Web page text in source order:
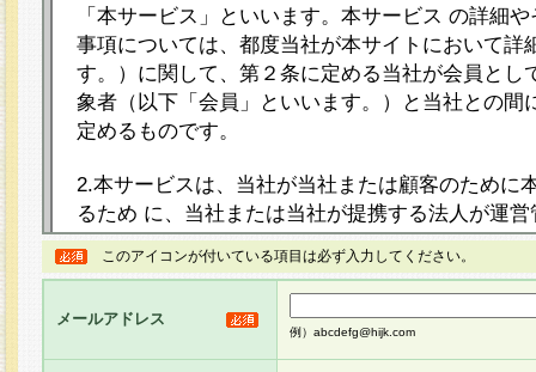
「本サービス」といいます。本サービス の詳細
事項については、都度当社が本サイトにおいて詳
す。）に関して、第２条に定める当社が会員とし
象者（以下「会員」といいます。）と当社との間
定めるものです。
2.本サービスは、当社が当社または顧客のために
るため に、当社または当社が提携する法人が運
ト（以下「本サイト」といいます。）上に本サー
ージを設け、会員がアンケー ト調査に回答する
し、その結果を当社が集計・分析その他の利用を
るものです。なお、本サービスは、それぞれの目
員に対して本サービスの依頼を行うこともあり、
このアイコンが付いている項目は必ず入力してください。
メールアドレス
例）abcdefg@hijk.com